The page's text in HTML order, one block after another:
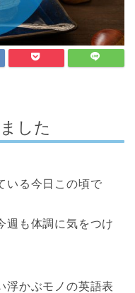
した
いる今日この頃で
週も体調に気をつけ
浮かぶモノの英語表